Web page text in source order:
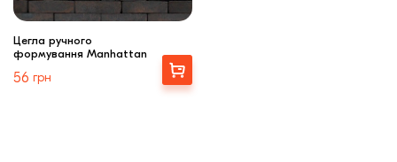
Цегла ручного
формування Manhattan
56 грн
Вибрати